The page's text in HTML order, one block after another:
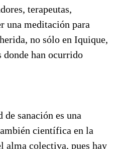
terapeutas,
una meditación para
no sólo en Iquique,
donde han ocurrido
sanación es una
científica en la
alma colectiva, pues hay